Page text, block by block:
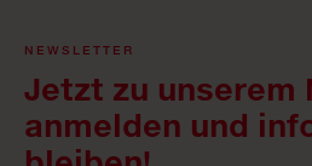
NEWSLETTER
Jetzt zu unserem
anmelden und